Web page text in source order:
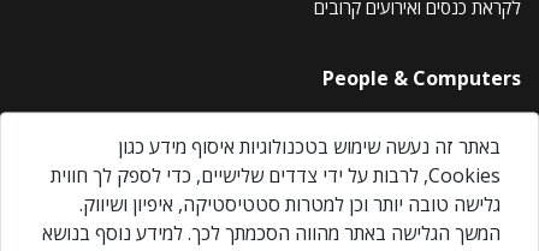
לקראת כנסים ואירועים קרובים
People & Computers
About Us
Privacy Policy
Contact Us
Our Events
באתר זה נעשה שימוש בטכנולוגיות איסוף מידע כגון
Cookies, לרבות על ידי צדדים שלישיים, כדי לספק לך חווית
גלישה טובה יותר וכן למטרות סטטיסטיקה, איפיון ושיווק.
המשך הגלישה באתר מהווה הסכמתך לכך. למידע נוסף בנושא